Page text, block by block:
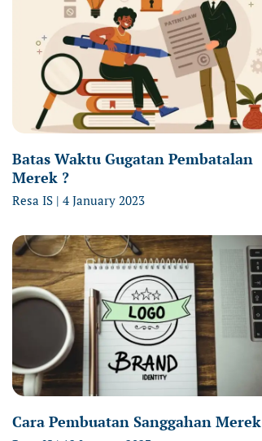
Batas Waktu Gugatan Pembatalan
Merek ?
Resa IS 4 January 2023
Cara Pembuatan Sanggahan Merek